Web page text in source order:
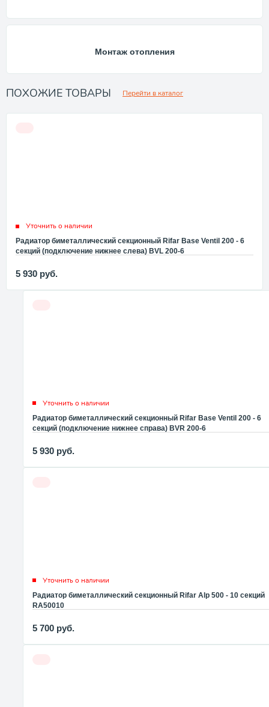
Монтаж отопления
ПОХОЖИЕ ТОВАРЫ Перейти в каталог
Уточнить о наличии
Радиатор биметаллический секционный Rifar Base Ventil 200 - 6
секций (подключение нижнее слева) BVL 200-6
5 930 руб.
Уточнить о наличии
Радиатор биметаллический секционный Rifar Base Ventil 200 - 6
секций (подключение нижнее справа) BVR 200-6
5 930 руб.
Уточнить о наличии
Радиатор биметаллический секционный Rifar Alp 500 - 10 секций
RA50010
5 700 руб.